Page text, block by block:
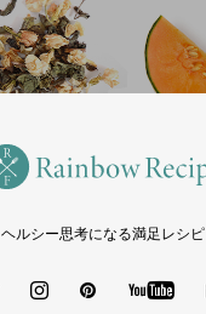
ヘルシー思考になる満足レシピ